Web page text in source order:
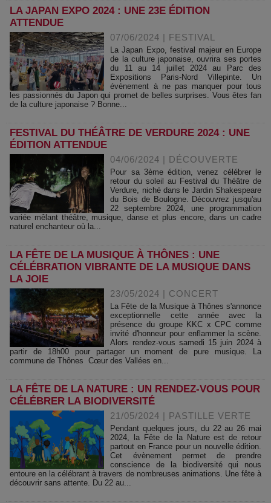
LA JAPAN EXPO 2024 : UNE 23E ÉDITION
ATTENDUE
07/06/2024 | FESTIVAL
La Japan Expo, festival majeur en Europe
de la culture japonaise, ouvrira ses portes
du 11 au 14 juillet 2024 au Parc des
Expositions Paris-Nord Villepinte. Un
évènement à ne pas manquer pour tous
les passionnés du Japon qui promet de belles surprises. Vous êtes fan
de la culture japonaise ? Bonne...
FESTIVAL DU THÉÂTRE DE VERDURE 2024 : UNE
ÉDITION ATTENDUE
04/06/2024 | DÉCOUVERTE
Pour sa 3ème édition, venez célébrer le
retour du soleil au Festival du Théâtre de
Verdure, niché dans le Jardin Shakespeare
du Bois de Boulogne. Découvrez jusqu'au
22 septembre 2024, une programmation
variée mêlant théâtre, musique, danse et plus encore, dans un cadre
naturel enchanteur où la...
LA FÊTE DE LA MUSIQUE À THÔNES : UNE
CÉLÉBRATION VIBRANTE DE LA MUSIQUE DANS
LA JOIE
23/05/2024 | CONCERT
La Fête de la Musique à Thônes s'annonce
exceptionnelle cette année avec la
présence du groupe KKC x CPC comme
invité d'honneur pour enflammer la scène.
Alors rendez-vous samedi 15 juin 2024 à
partir de 18h00 pour partager un moment de pure musique. La
commune de Thônes Cœur des Vallées en...
LA FÊTE DE LA NATURE : UN RENDEZ-VOUS POUR
CÉLÉBRER LA BIODIVERSITÉ
21/05/2024 | PASTILLE VERTE
Pendant quelques jours, du 22 au 26 mai
2024, la Fête de la Nature est de retour
partout en France pour un nouvelle édition.
Cet évènement permet de prendre
conscience de la biodiversité qui nous
entoure en la célébrant à travers de nombreuses animations. Une fête à
découvrir sans attente. Du 22 au...